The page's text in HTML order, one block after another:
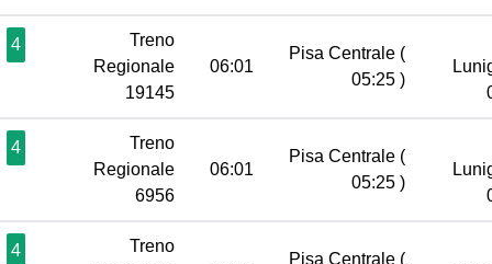
4
Treno
Regionale
19145
06:01
Pisa Centrale (
05:25 )
4
Treno
Regionale
6956
06:01
Pisa Centrale (
05:25 )
4
Treno
Pisa Centrale (